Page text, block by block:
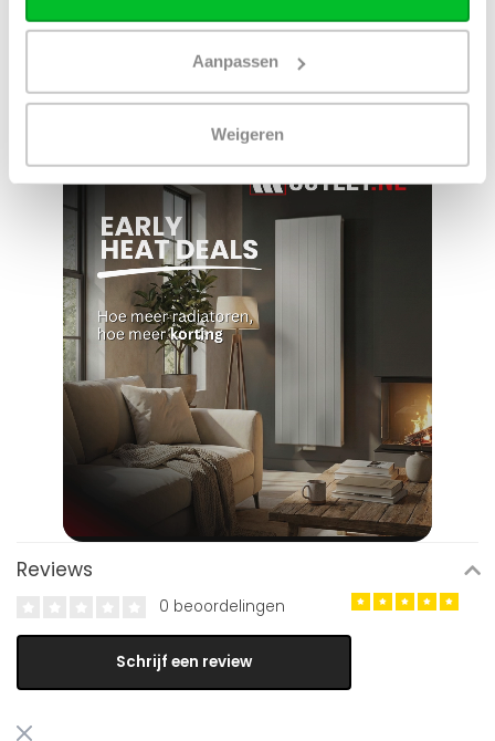
Aanpassen
Weigeren
Zelf ophalen in de
Wij zijn 6 dagen per
Snelle levering in
Geen onverwachte
Reviews
0 beoordelingen
Schrijf een review